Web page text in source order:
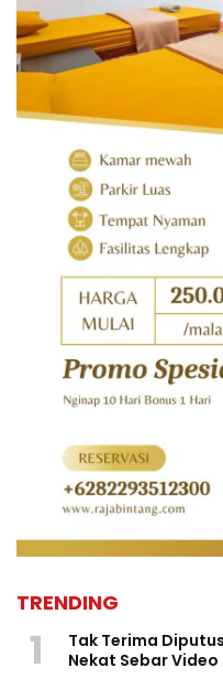
TRENDING
1
Tak Terima
Nekat Sebar